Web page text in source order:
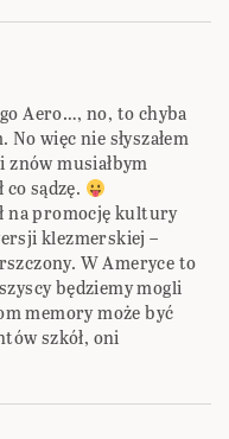
Aero…, no, to chyba
więc nie słyszałem
znów musiałbym
sądzę.
na promocję kultury
klezmerskiej –
W Ameryce to
będziemy mogli
memory może być
szkół, oni